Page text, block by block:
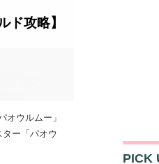
ド攻略】
オウルムー」
ー「パオウ
PICK